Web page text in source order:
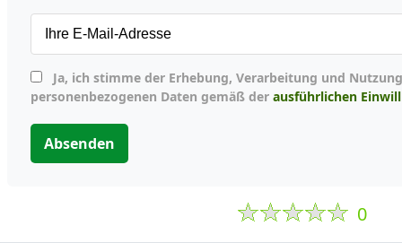
personenbezogenen Daten gemäß der ausführlichen
Absenden
0